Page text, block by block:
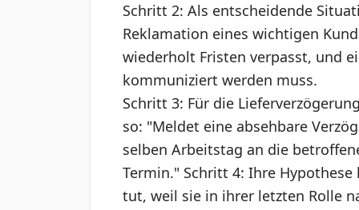
Schritt 2: Als entscheidende
Reklamation eines wichtigen
wiederholt Fristen verpasst, und
kommuniziert werden muss.
Schritt 3: Für die
so: "Meldet eine absehbare
selben Arbeitstag an die
Termin." Schritt 4: Ihre
tut, weil sie in ihrer letzten Rolle